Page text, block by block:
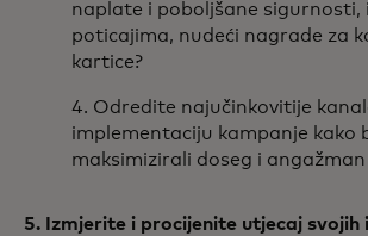
naplate i poboljšane sigurnosti,
poticajima, nudeći nagrade za
kartice?
4. Odredite najučinkovitije
implementaciju kampanje kako
maksimizirali doseg i angažman
5. Izmjerite i procijenite utjecaj svojih